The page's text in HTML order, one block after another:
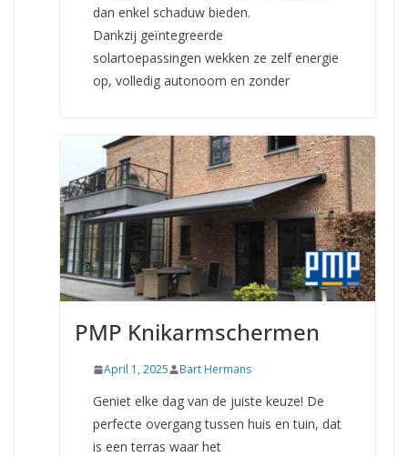
dan enkel schaduw bieden.
Dankzij geïntegreerde
solartoepassingen wekken ze zelf energie
op, volledig autonoom en zonder
PMP Knikarmschermen
April 1, 2025 Bart Hermans
Geniet elke dag van de juiste keuze! De
perfecte overgang tussen huis en tuin, dat
is een terras waar het